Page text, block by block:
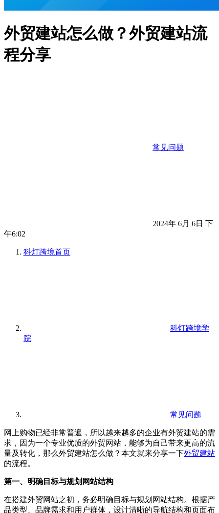
外贸建站怎么做？外贸建站流
程分享
常见问题
2024年 6月 6日 下
午6:02
科灯跨境首页
科灯跨境学
院
常见问题
网上购物已经非常普遍，所以越来越多的企业有外贸建站的需
求，因为一个专业优质的外贸网站，能够为自己带来更高的流
量及转化，那么外贸建站怎么做？本文就来分享一下外贸建站
的流程。
第一、明确目标与规划网站结构
在搭建外贸网站之初，务必明确目标与规划网站结构。根据产
品类型、品牌需求和用户群体，设计清晰的导航结构和页面布